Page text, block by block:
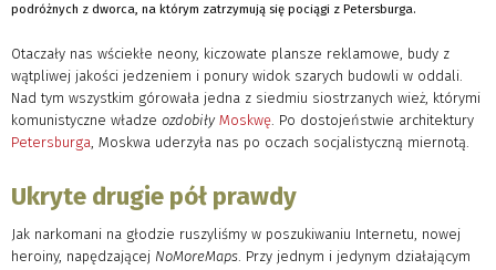
podróżnych z dworca, na którym zatrzymują się pociągi z Petersburga.
Otaczały nas wściekłe neony, kiczowate plansze reklamowe, budy z
wątpliwej jakości jedzeniem i ponury widok szarych budowli w oddali.
Nad tym wszystkim górowała jedna z siedmiu siostrzanych wież, którymi
komunistyczne władzeozdobiły Moskwę. Po dostojeństwie architektury
Petersburga, Moskwa uderzyła nas po oczach socjalistyczną miernotą.
Ukryte drugie pół prawdy
Jak narkomani na głodzie ruszyliśmy w poszukiwaniu Internetu, nowej
heroiny, napędzającej NoMoreMaps . Przy jednym i jedynym działającym